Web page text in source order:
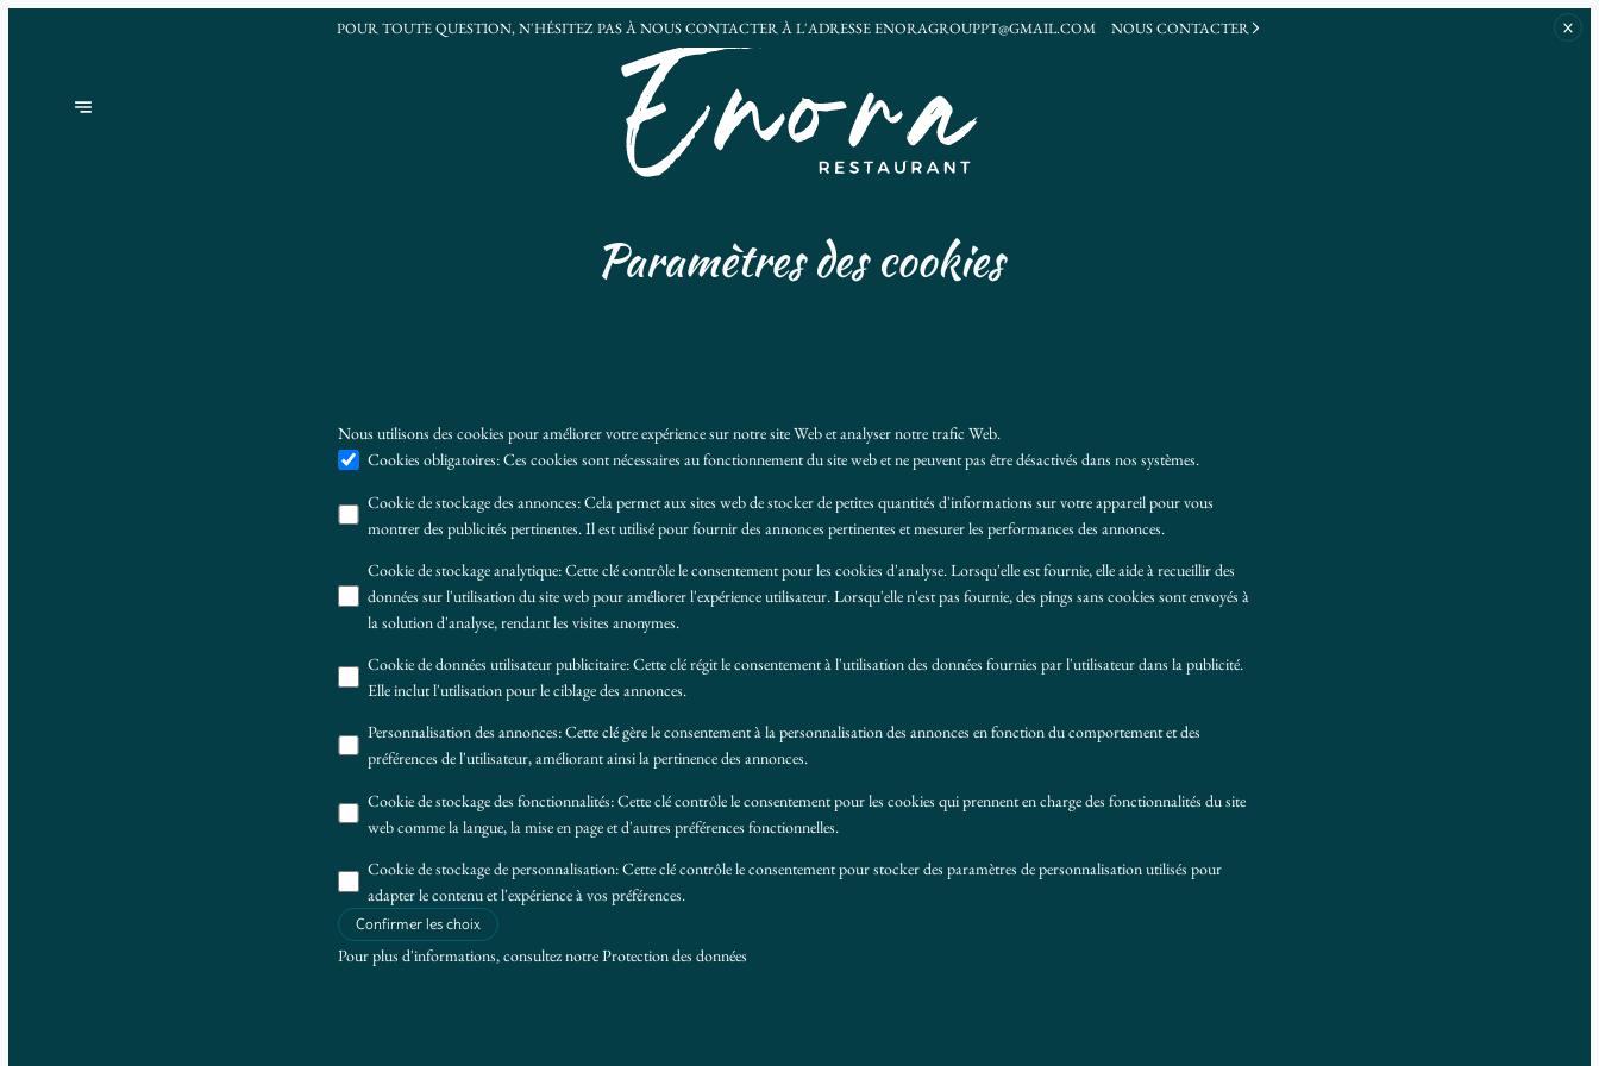
POUR TOUTE QUESTION, N'HÉSITEZ PAS À NOUS CONTACTER À L'ADRESSEENORAGROUPPT@GMAIL.COM NOUS CONTACTER
Paramètres des cookies
Nous utilisons des cookies pour améliorer votre expérience sur notre site Web et analyser notre trafic Web.
Cookies obligatoires:Ces cookies sont nécessaires au fonctionnement du site web et ne peuvent pas être désactivés dans nos systèmes.
Cookie de stockage des annonces:Cela permet aux sites web de stocker de petites quantités d'informations sur votre appareil pour vous
montrer des publicités pertinentes. Il est utilisé pour fournir des annonces pertinentes et mesurer les performances des annonces.
Cookie de stockage analytique:Cette clé contrôle le consentement pour les cookies d'analyse. Lorsqu'elle est fournie, elle aide à recueillir des
données sur l'utilisation du site web pour améliorer l'expérience utilisateur. Lorsqu'elle n'est pas fournie, des pings sans cookies sont envoyés à
la solution d'analyse, rendant les visites anonymes.
Cookie de données utilisateur publicitaire:Cette clé régit le consentement à l'utilisation des données fournies par l'utilisateur dans la publicité.
Elle inclut l'utilisation pour le ciblage des annonces.
Personnalisation des annonces:Cette clé gère le consentement à la personnalisation des annonces en fonction du comportement et des
préférences de l'utilisateur, améliorant ainsi la pertinence des annonces.
Cookie de stockage des fonctionnalités:Cette clé contrôle le consentement pour les cookies qui prennent en charge des fonctionnalités du site
web comme la langue, la mise en page et d'autres préférences fonctionnelles.
Cookie de stockage de personnalisation:Cette clé contrôle le consentement pour stocker des paramètres de personnalisation utilisés pour
adapter le contenu et l'expérience à vos préférences.
Confirmer les choix
Pour plus d'informations, consultez notreProtection des données